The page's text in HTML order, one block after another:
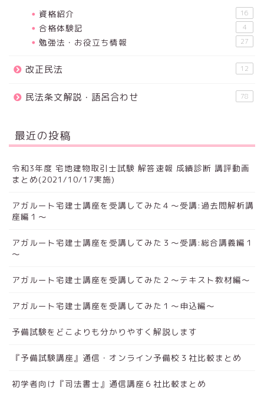
資格紹介 16
合格体験記 4
勉強法・お役立ち情報 27
改正民法 12
民法条文解説・語呂合わせ 78
最近の投稿
令和3年度 宅地建物取引士試験 解答速報 成績診断 講評動画
まとめ(2021/10/17実施)
アガルート宅建士講座を受講してみた４～受講:過去問解析講
座編１～
アガルート宅建士講座を受講してみた３～受講:総合講義編１
～
アガルート宅建士講座を受講してみた２～テキスト教材編～
アガルート宅建士講座を受講してみた１～申込編～
予備試験をどこよりも分かりやすく解説します
『予備試験講座』通信・オンライン予備校３社比較まとめ
初学者向け『司法書士』通信講座６社比較まとめ